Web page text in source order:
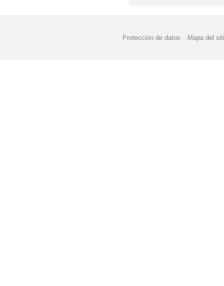
Protección de datos Mapa del